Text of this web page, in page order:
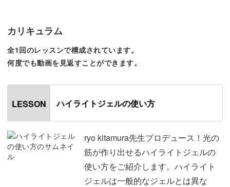
していきます♪
パーティーやイベントなど、華やかなシーンにぴったり
のレッスン。
先に上品さをプラスしてくれるのがポイントです。
ryo先生がこだわり抜いたナチュラルなカラーはツヤ仕上
げにもマット仕上げにもぴったりです。
カリキュラム
全1回のレッスンで構成されています。
何度でも動画を見返すことができます。
LESSON ハイライトジェルの使い方
ryo kitamura先生プロデュース！光の
筋が作り出せるハイライトジェルの
使い方をご紹介します。ハイライト
ジェルは一般的なジェルとは異な